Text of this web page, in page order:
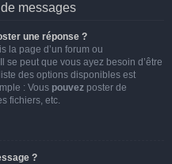
messages
une réponse ?
la page d’un forum ou
se peut que vous ayez besoin d’être
des options disponibles est
: Vous pouvez poster de
fichiers, etc.
?